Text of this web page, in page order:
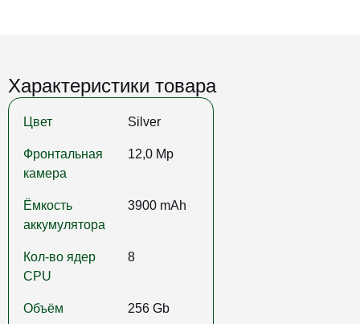
Характеристики товара
Цвет Silver
Фронтальная
камера
12,0 Mp
Ёмкость
аккумулятора
3900 mAh
Кол-во ядер
CPU
8
Объём
256 Gb